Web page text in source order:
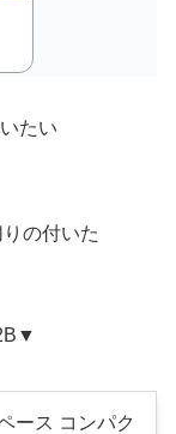
たい
の付いた
ース コンパク